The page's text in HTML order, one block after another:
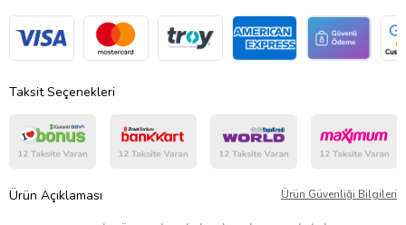
Taksit Seçenekleri
Ürün Açıklaması Ürün Güvenliği Bilgileri